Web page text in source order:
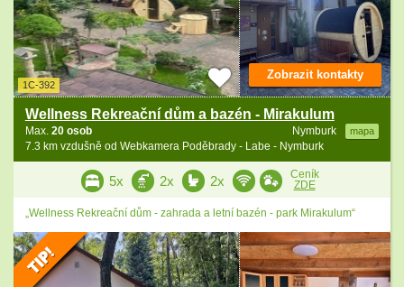
1C-392
Wellness Rekreační dům a bazén - Mirakulum
Nymburk mapa
Max. 20 osob
7.3 km vzdušně od Webkamera Poděbrady - Labe - Nymburk
Zobrazit kontakty
5x 2x 2x
Ceník
ZDE
„Wellness Rekreační dům - zahrada a letní bazén - park Mirakulum“